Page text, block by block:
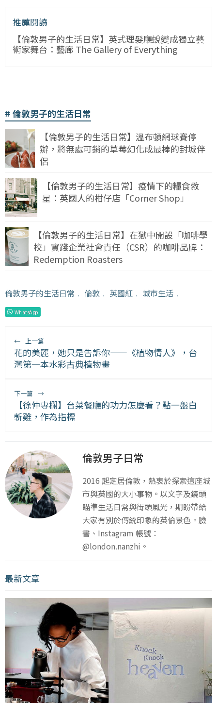
推薦閱讀
【倫敦男子的生活日常】英式理髮廳蛻變成獨立藝
術家舞台：藝廊 The Gallery of Everything
倫敦男子的生活日常
【倫敦男子的生活日常】溫布頓網球賽停
辦，將無處可銷的草莓幻化成最棒的封城伴
侶
【倫敦男子的生活日常】疫情下的糧食救
星：英國人的柑仔店「Corner Shop」
【倫敦男子的生活日常】在獄中開設「咖啡學
校」實踐企業社會責任（CSR）的咖啡品牌：
Redemption Roasters
倫敦男子的生活日常 ﹒ 倫敦 ﹒ 英國紅 ﹒ 城市生活 ﹒
WhatsApp
← 上一篇
花的美麗，她只是吿訴你——《植物情人》，台
灣第一本水彩古典植物畫
下一篇 →
【徐仲專欄】台菜餐廳的功力怎麼看？點一盤白
斬雞，作為指標
倫敦男子日常
2016 起定居倫敦，熱衷於探索這座城
市與英國的大小事物。以文字及鏡頭
瞄準生活日常與街頭風光，期盼帶給
大家有別於傳統印象的英倫景色。臉
書、Instagram 帳號：
@london.nanzhi。
最新文章